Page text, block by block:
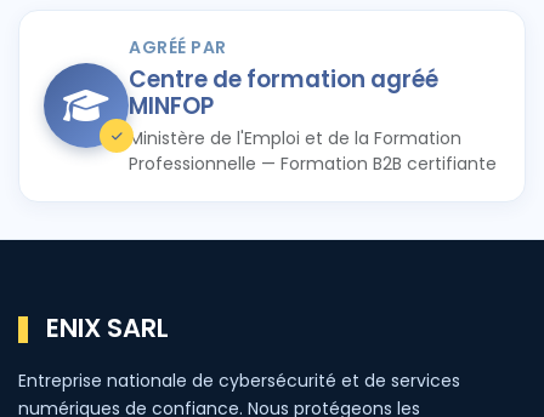
AGRÉÉ PAR
Centre de formation agréé
MINFOP
Ministère de l'Emploi et de la Formation
Professionnelle — Formation B2B certifiante
ENIX SARL
Entreprise nationale de cybersécurité et de services
numériques de confiance. Nous protégeons les